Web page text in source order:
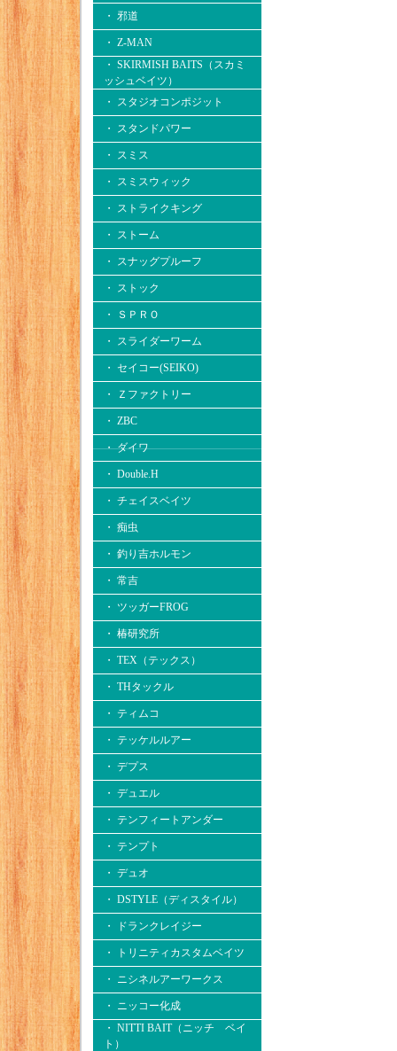
・ 邪道
・ Z-MAN
・ SKIRMISH BAITS（スカミ
ッシュベイツ）
・ スタジオコンポジット
・ スタンドパワー
・ スミス
・ スミスウィック
・ ストライクキング
・ ストーム
・ スナッグプルーフ
・ ストック
・ ＳＰＲＯ
・ スライダーワーム
・ セイコー(SEIKO)
・ Ｚファクトリー
・ ZBC
・ ダイワ
・ Double.H
・ チェイスベイツ
・ 痴虫
・ 釣り吉ホルモン
・ 常吉
・ ツッガーFROG
・ 椿研究所
・ TEX（テックス）
・ THタックル
・ ティムコ
・ テッケルルアー
・ デプス
・ デュエル
・ テンフィートアンダー
・ テンプト
・ デュオ
・ DSTYLE（ディスタイル）
・ ドランクレイジー
・ トリニティカスタムベイツ
・ ニシネルアーワークス
・ ニッコー化成
・ NITTI BAIT（ニッチ ベイ
ト）